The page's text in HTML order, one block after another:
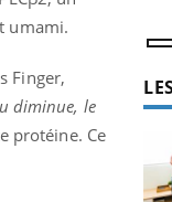
umami.
Finger,
diminue, le
protéine. Ce